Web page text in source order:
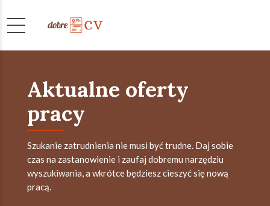
Aktualne oferty
pracy
Szukanie zatrudnienia nie musi być trudne. Daj sobie
czas na zastanowienie i zaufaj dobremu narzędziu
wyszukiwania, a wkrótce będziesz cieszyć się nową
pracą.